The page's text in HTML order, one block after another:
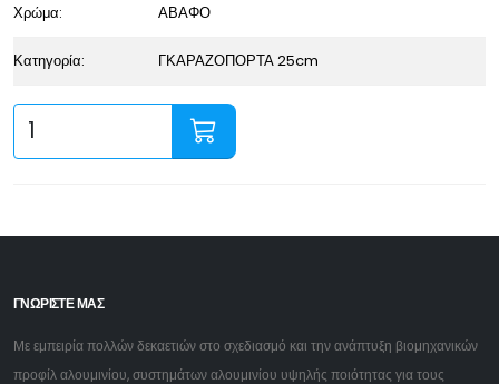
Χρώμα: ΑΒΑΦΟ
Κατηγορία: ΓΚΑΡΑΖΟΠΟΡΤΑ 25cm
ΓΝΩΡΙΣΤΕ ΜΑΣ
Με εμπειρία πολλών δεκαετιών στο σχεδιασμό και την ανάπτυξη βιομηχανικών
προφίλ αλουμινίου, συστημάτων αλουμινίου υψηλής ποιότητας για τους